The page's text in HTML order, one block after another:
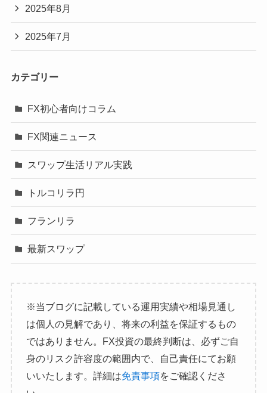
2025年8月
2025年7月
カテゴリー
FX初心者向けコラム
FX関連ニュース
スワップ生活リアル実践
トルコリラ円
フランリラ
最新スワップ
※当ブログに記載している運用実績や相場見通し
は個人の見解であり、将来の利益を保証するもの
ではありません。FX投資の最終判断は、必ずご自
身のリスク許容度の範囲内で、自己責任にてお願
いいたします。詳細は免責事項をご確認くださ